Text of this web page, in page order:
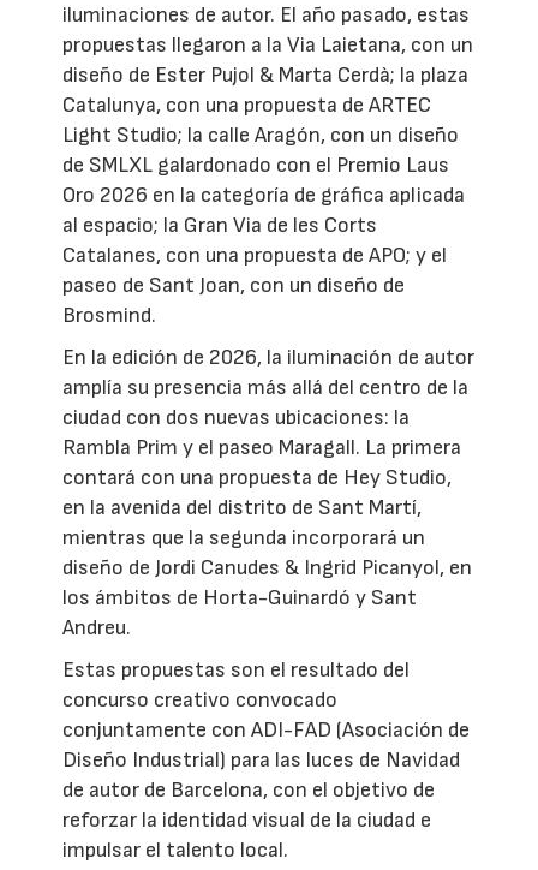
iluminaciones de autor. El año pasado, estas
propuestas llegaron a la Via Laietana, con un
diseño de Ester Pujol & Marta Cerdà; la plaza
Catalunya, con una propuesta de ARTEC
Light Studio; la calle Aragón, con un diseño
de SMLXL galardonado con el Premio Laus
Oro 2026 en la categoría de gráfica aplicada
al espacio; la Gran Via de les Corts
Catalanes, con una propuesta de APO; y el
paseo de Sant Joan, con un diseño de
Brosmind.
En la edición de 2026, la iluminación de autor
amplía su presencia más allá del centro de la
ciudad con dos nuevas ubicaciones: la
Rambla Prim y el paseo Maragall. La primera
contará con una propuesta de Hey Studio,
en la avenida del distrito de Sant Martí,
mientras que la segunda incorporará un
diseño de Jordi Canudes & Ingrid Picanyol, en
los ámbitos de Horta-Guinardó y Sant
Andreu.
Estas propuestas son el resultado del
concurso creativo convocado
conjuntamente con ADI-FAD (Asociación de
Diseño Industrial) para las luces de Navidad
de autor de Barcelona, con el objetivo de
reforzar la identidad visual de la ciudad e
impulsar el talento local.